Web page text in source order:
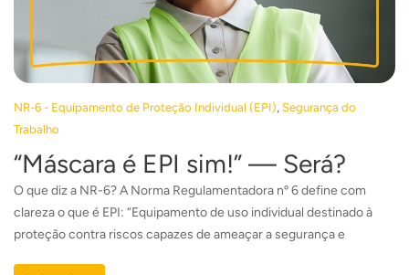
NR-6 - Equipamento de Proteção Individual (EPI), Segurança do
Trabalho
“Máscara é EPI sim!” — Será?
O que diz a NR-6? A Norma Regulamentadora nº 6 define com
clareza o que é EPI: “Equipamento de uso individual destinado à
proteção contra riscos capazes de ameaçar a segurança e